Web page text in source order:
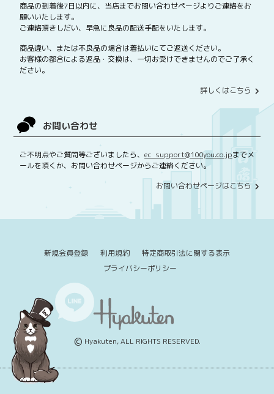
商品の到着後7日以内に、当店までお問い合わせページよりご連絡をお
願いいたします。
ご連絡頂きしだい、早急に良品の配送手配をいたします。
商品違い、または不良品の場合は着払いにてご返送ください。
お客様の都合による返品・交換は、一切お受けできませんのでご了承く
ださい。
詳しくはこちら
お問い合わせ
ご不明点やご質問等ございましたら、 ec_support@100you.co.jpまでメ
ールを頂くか、お問い合わせページからご連絡ください。
お問い合わせページはこちら
新規会員登録 利用規約
特定商取引法に関する表示
プライバシーポリシー
© Hyakuten, ALL RIGHTS RESERVED.